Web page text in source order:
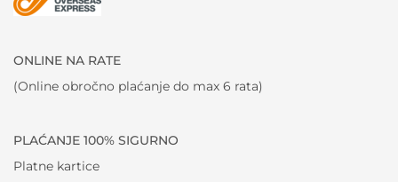
ONLINE NA RATE
(Online obročno plaćanje do max 6 rata)
PLAĆANJE 100% SIGURNO
Platne kartice